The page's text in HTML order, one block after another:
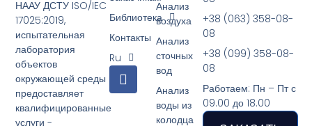
НААУ ДСТУ ISO/IEC
17025:2019,
испытательная
лаборатория
объектов
окружающей среды
предоставляет
квалифицированные
услуги -
Анализ
воздуха
Анализ
сточных
вод
Анализ
воды из
колодца
Библиотека
Контакты
Ru
F
a
c
+38 (063) 358-08-
08
+38 (099) 358-08-
08
Работаем: Пн – Пт с
09.00 до 18.00